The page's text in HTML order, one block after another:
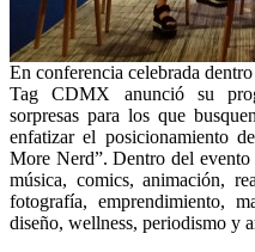
En conferencia celebrada
Tag CDMX anunció su
sorpresas para los que
enfatizar el posicionamiento
More Nerd”. Dentro del
música, comics, animación,
fotografía, emprendimiento,
diseño, wellness, periodismo y